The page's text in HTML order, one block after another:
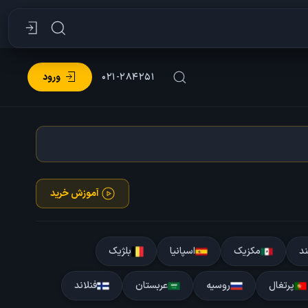
۰۲۱-۲۸۴۲۵۱ ورود
آموزش خرید
مکزیک اسپانیا بلژیک
پرتغال روسیه عربستان فنلاند